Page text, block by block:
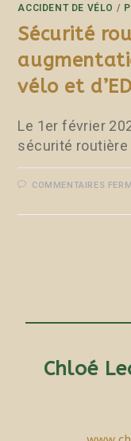
ACCIDENT DE VÉLO /
Sécurité
vélo et
Le 1er février
sécurité
COMMENTAIRES
Chloé